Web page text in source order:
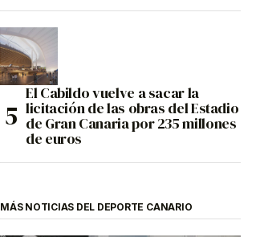
El Cabildo vuelve a sacar la
licitación de las obras del Estadio
de Gran Canaria por 235 millones
de euros
MÁS NOTICIAS DEL DEPORTE CANARIO